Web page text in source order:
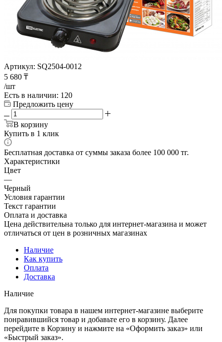
Артикул: SQ2504-0012
5 680 ₸
/шт
Есть в наличии: 120
Предложить цену
В корзину
Купить в 1 клик
Бесплатная доставка от суммы заказа более 100 000 тг.
Характеристики
Цвет
—
Черный
Условия гарантии
Текст гарантии
Оплата и доставка
Цена действительна только для интернет-магазина и может
отличаться от цен в розничных магазинах
Наличие
Как купить
Оплата
Доставка
Наличие
Для покупки товара в нашем интернет-магазине выберите
понравившийся товар и добавьте его в корзину. Далее
перейдите в Корзину и нажмите на «Оформить заказ» или
«Быстрый заказ».